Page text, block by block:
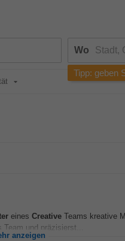
Wo
Tipp: geben
eines Creative Teams kreative
und präzisierst...
anzeigen